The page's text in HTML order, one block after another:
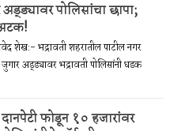
अड्ड्यावर पोलिसांचा छापा;
शेख:- भद्रावती शहरातील पाटील नगर
अड्ड्यावर भद्रावती पोलिसांनी धडक
फोडून १० हजारांवर